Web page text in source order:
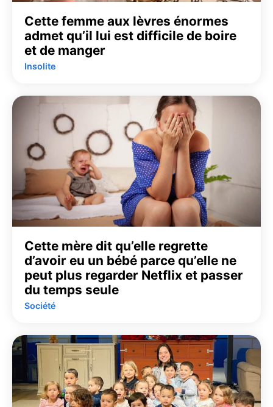
Cette femme aux lèvres énormes
admet qu’il lui est difficile de boire
et de manger
Insolite
Cette mère dit qu’elle regrette
d’avoir eu un bébé parce qu’elle ne
peut plus regarder Netflix et passer
du temps seule
Société